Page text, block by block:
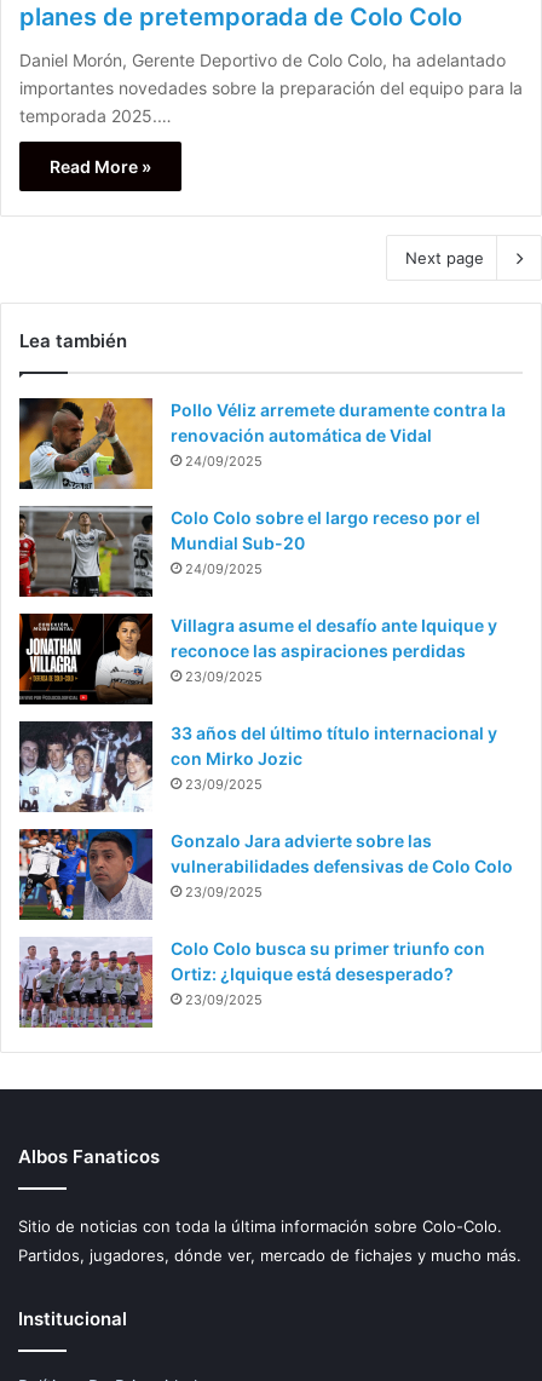
planes de pretemporada de Colo Colo
Daniel Morón, Gerente Deportivo de Colo Colo, ha adelantado
importantes novedades sobre la preparación del equipo para la
temporada 2025.…
Read More »
Next page
Lea también
Pollo Véliz arremete duramente contra la
renovación automática de Vidal
24/09/2025
Colo Colo sobre el largo receso por el
Mundial Sub-20
24/09/2025
Villagra asume el desafío ante Iquique y
reconoce las aspiraciones perdidas
23/09/2025
33 años del último título internacional y
con Mirko Jozic
23/09/2025
Gonzalo Jara advierte sobre las
vulnerabilidades defensivas de Colo Colo
23/09/2025
Colo Colo busca su primer triunfo con
Ortiz: ¿Iquique está desesperado?
23/09/2025
Albos Fanaticos
Sitio de noticias con toda la última información sobre Colo-Colo.
Partidos, jugadores, dónde ver, mercado de fichajes y mucho más.
Institucional